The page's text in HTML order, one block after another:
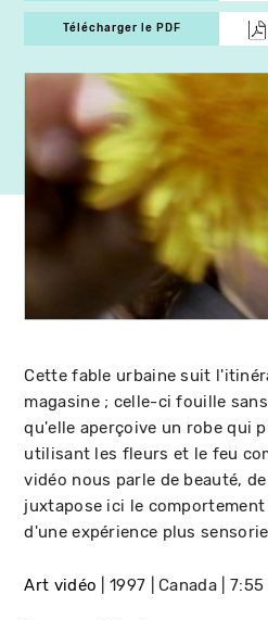
Télécharger le PDF
Cette fable urbaine suit
magasine ; celle-ci fouille
qu'elle aperçoive un robe qui
utilisant les fleurs et le feu
vidéo nous parle de beauté,
juxtapose ici le
d'une expérience plus
Art vidéo 1997 Canada 7:55